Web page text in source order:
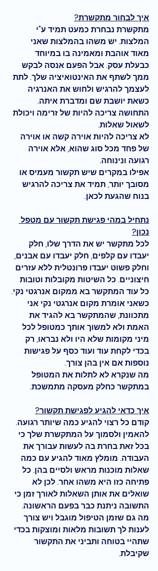
איך לבחור מתקשרת?
מתקשרת נבחרת כמעט תמיד ע"י
המלצות. יש משהו בהמלצות שאני
מאוד אוהבת ומאמינה בו במיוחד
כבעלת עסק. אבל הפעם אנסה לבקש
ממך לשתף את האינטואיציה שלך. לתת
לעצמך להרגיש ולחוש את האנרגיה
כשאת יושבת שם ומדברת איתה.
התחושה צריכה להיות של זרימה ויכולת
לשאול שאלות.
לא צריכה להיות אוירה קשה או אוירה
של פחד מכל סוג שהוא, אלא אוירה
רגועה ונינוחה.
אפילו במקרים שיש תקשור מעמיס או
מסובך יותר, תמיד את צריכה להרגיש
בנוח שהגעת לכאן.
נתחיל במהי פגישת תקשור עם מטפל
נכון?
לכל מתקשר יש את הדרך שלו, חלק
יעבדו עם קלפים, חלק יעבדו עם אבנים,
וחלק פשוט יעבדו פרונטלית ללא עזרים
חיצוניים. כל השיטות מקובלות וטובות
כל עוד המתקשר בא ממקום אנרגטי נקי.
כשאני אומרת מקום אנרגטי נקי אני
מתכוונת, שהמתקשר בא להגיד את
האמת ולא למשוך אותך כמטופל לכל
מיני מקומות שלא היו ולא נבראו, רק
בכדי לקחת עוד ועוד כסף על פגישות
נוספות אם אין בהן צורך.
מה שנקרא לא לתלות את המטופל
במתקשר כחלק מעסקה מתמשכת.
איך כדאי להגיע לפגישת תקשור?
קודם כל רצוי להגיע כמה שיותר רגועה.
להאמין ולסמוך על המתקשרת שלך כי
בכל זאת בחרת בה לעשות עבורך את
העבודה. מומלץ מאוד להגיע עם כמה
שאלות מוכנות מראש ולסיים בהן. כל
פתיחה כזו היא משהו אחר. לכן לא
שואלים את אותן השאלות לאורך זמן כי
התשובה ניתנת כבר בפעם הראשונה.
מה גם שזמן הטיפול מוגבל ויש צורך
לענות לך תשובות מלאות ומוצקות בכדי
שתהיי בטוחה ותביני את התקשור
שקיבלת.